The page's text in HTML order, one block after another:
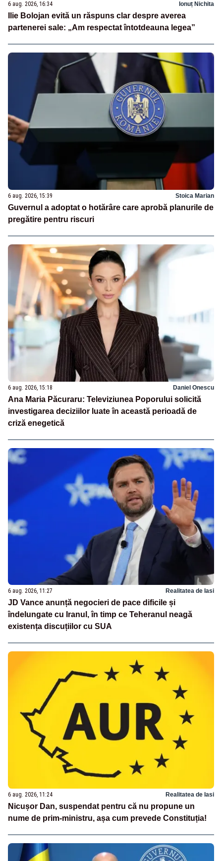
6 aug. 2026, 16:34 Ionuț Nichita
Ilie Bolojan evită un răspuns clar despre averea
partenerei sale: „Am respectat întotdeauna legea”
6 aug. 2026, 15:39 Stoica Marian
Guvernul a adoptat o hotărâre care aprobă planurile de
pregătire pentru riscuri
6 aug. 2026, 15:18 Daniel Onescu
Ana Maria Păcuraru: Televiziunea Poporului solicită
investigarea deciziilor luate în această perioadă de
criză enegetică
6 aug. 2026, 11:27 Realitatea de Iasi
JD Vance anunță negocieri de pace dificile și
îndelungate cu Iranul, în timp ce Teheranul neagă
existența discuțiilor cu SUA
6 aug. 2026, 11:24 Realitatea de Iasi
Nicușor Dan, suspendat pentru că nu propune un
nume de prim-ministru, așa cum prevede Constituția!